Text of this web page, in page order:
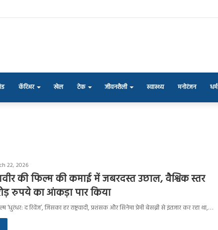
कॅरिअर खेल टेक जीवनशैली स्वास्थ्य मनोरंजन धर्म
22, 2026
की फिल्म की कमाई में जबरदस्त उछाल, वैश्विक स्तर
रुपये का आंकड़ा पार किया
‘धुरंधर: द रिवेंज’, जिसका हर राष्ट्रवादी, प्रशंसक और सिनेमा प्रेमी बेसब्री से इंतजार कर रहा था,…